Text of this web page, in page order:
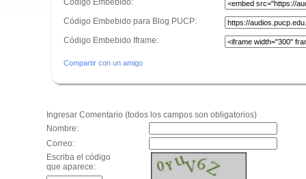
Código Embebido:
Código Embebido para Blog PUCP:
Código Embebido Iframe:
Compartir con un amigo
Ingresar Comentario (todos los campos son obligatorios)
Nombre:
Correo:
Escriba el código
que aparece: